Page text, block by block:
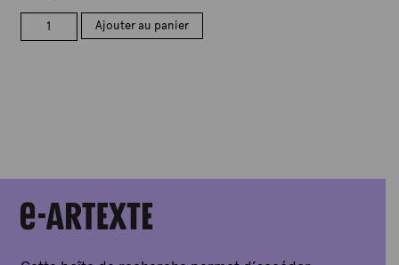
quantité
Les
Ajouter au panier